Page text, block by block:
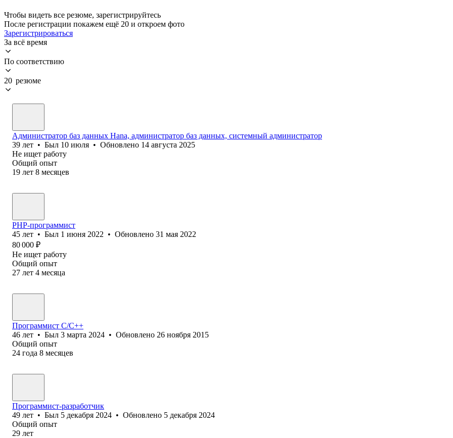
Чтобы видеть все резюме, зарегистрируйтесь
После регистрации покажем ещё 20 и откроем фото
Зарегистрироваться
За всё время
По соответствию
20 резюме
Администратор баз данных Hana, администратор баз данных, системный администратор
39 лет • Был 10 июля • Обновлено 14 августа 2025
Не ищет работу
Общий опыт
19 лет 8 месяцев
PHP-программист
45 лет • Был 1 июня 2022 • Обновлено 31 мая 2022
80 000 ₽
Не ищет работу
Общий опыт
27 лет 4 месяца
Программист C/С++
46 лет • Был 3 марта 2024 • Обновлено 26 ноября 2015
Общий опыт
24 года 8 месяцев
Программист-разработчик
49 лет • Был 5 декабря 2024 • Обновлено 5 декабря 2024
Общий опыт
29 лет